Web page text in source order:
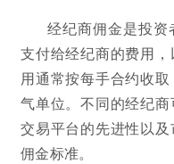
经纪商佣金是投
支付给经纪商的费用
用通常按每手合约收
气单位。不同的经纪商
交易平台的先进性以
佣金标准。